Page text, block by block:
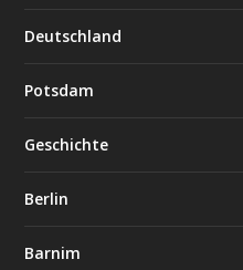
Deutschland
Potsdam
Geschichte
Berlin
Barnim